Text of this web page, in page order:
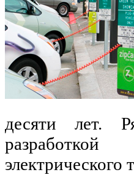
десяти лет.
электрического